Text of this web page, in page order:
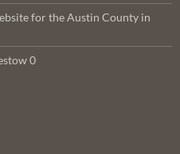
for the Austin County in
0